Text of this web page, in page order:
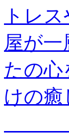
トレ
屋が
たの
けの